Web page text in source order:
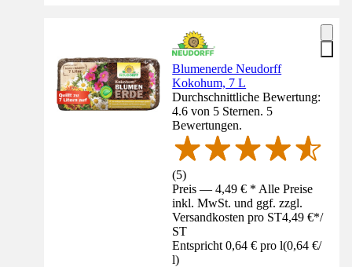
Blumenerde Neudorff
Kokohum, 7 L
Durchschnittliche Bewertung:
4.6 von 5 Sternen. 5
Bewertungen.
(5)
Preis — 4,49 € * Alle Preise
inkl. MwSt. und ggf. zzgl.
Versandkosten pro ST4,49 €*/
ST
Entspricht 0,64 € pro l(0,64 €/
l)